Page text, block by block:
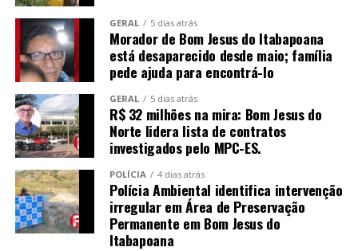
GERAL 5 dias atrás
Morador de Bom Jesus do Itabapoana
está desaparecido desde maio; família
pede ajuda para encontrá-lo
GERAL 5 dias atrás
R$ 32 milhões na mira: Bom Jesus do
Norte lidera lista de contratos
investigados pelo MPC-ES.
POLÍCIA 4 dias atrás
Polícia Ambiental identifica intervenção
irregular em Área de Preservação
Permanente em Bom Jesus do
Itabapoana